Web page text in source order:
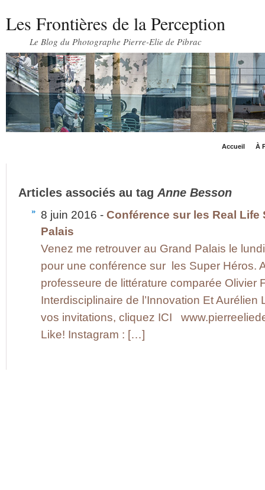
Les Frontières de la Perception
Le Blog du Photographe Pierre-Elie de Pibrac
Accueil À
Articles associés au tag Anne Besson
8 juin 2016 - Conférence sur les Real Life
Palais
Venez me retrouver au Grand Palais le
pour une conférence sur les Super Héros.
professeure de littérature comparée Olivier
Interdisciplinaire de l’Innovation Et
vos invitations, cliquez ICI
Like! Instagram : […]